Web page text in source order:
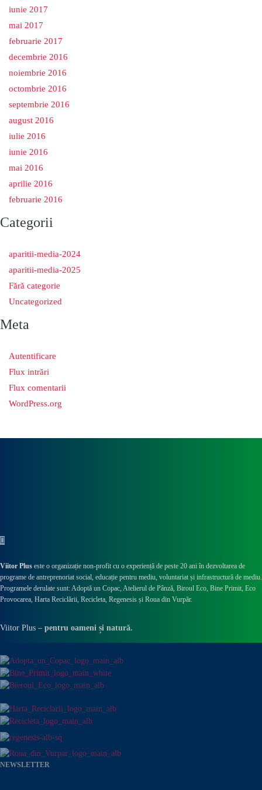
iunie 2017
mai 2017
februarie 2017
decembrie 2016
noiembrie 2016
octombrie 2016
septembrie 2016
august 2016
iulie 2016
iunie 2016
mai 2016
aprilie 2016
februarie 2016
Categorii
aparitii-media-2024
aparitii-media-2025
Fără categorie
Uncategorized
Meta
Autentificare
Flux intrări
Flux comentarii
WordPress.org
Viitor Plus este o organizație non-profit cu o experiență de peste 20 ani în dezvoltarea de
programe de antreprenoriat social, educație pentru mediu, voluntariat și infrastructură de mediu.
Programele derulate sunt: Adoptă un Copac, Atelierul de Pânză, Biroul Eco, Bine Primit, Eco
Provocarea, Harta Reciclării, Recicleta, Regenesis și Roua din Vurpăr.
Viitor Plus – pentru oameni și natură.
NEWSLETTER